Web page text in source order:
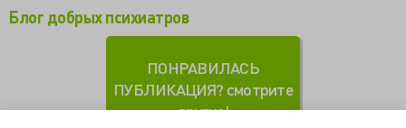
Блог добрых психиатров
ПОНРАВИЛАСЬ
ПУБЛИКАЦИЯ? смотрите
другие!